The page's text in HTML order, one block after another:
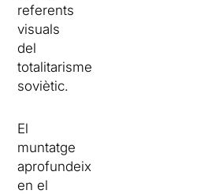
referents
visuals
del
totalitarisme
soviètic.
El
muntatge
aprofundeix
en el